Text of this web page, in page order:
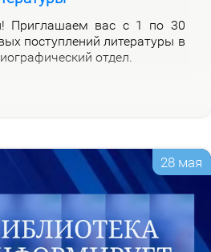
При­гла­ша­ем вас с 1 по 30
по­ступ­ле­ний ли­те­ра­ту­ры в
от­дел.
28 мая